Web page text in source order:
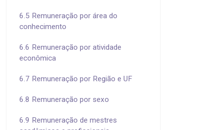
6.5 Remuneração por área do
conhecimento
6.6 Remuneração por atividade
econômica
6.7 Remuneração por Região e UF
6.8 Remuneração por sexo
6.9 Remuneração de mestres